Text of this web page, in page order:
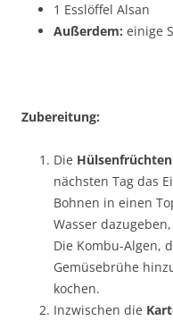
1 Esslöffel Alsan
Außerdem: einige
Zubereitung:
Die Hülsenfrüchten
nächsten Tag das
Bohnen in einen
Wasser
Die Kombu-Algen,
Gemüsebrühe
kochen.
Inzwischen die